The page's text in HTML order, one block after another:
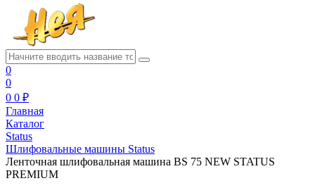
0
0
0 0 ₽
Главная
Каталог
Status
Шлифовальные машины Status
Ленточная шлифовальная машина BS 75 NEW STATUS
PREMIUM